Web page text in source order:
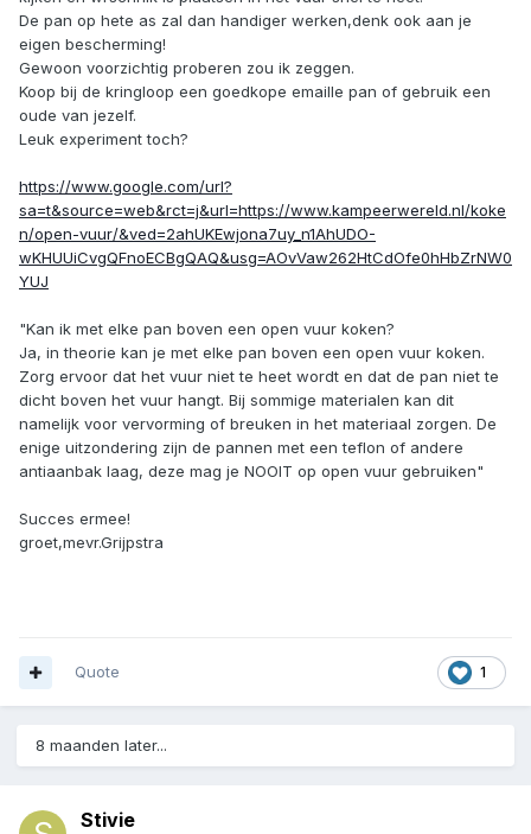
De pan op hete as zal dan handiger werken,denk ook aan je
eigen bescherming!
Gewoon voorzichtig proberen zou ik zeggen.
Koop bij de kringloop een goedkope emaille pan of gebruik een
oude van jezelf.
Leuk experiment toch?
https://www.google.com/url?
sa=t&source=web&rct=j&url=https://www.kampeerwereld.nl/koke
n/open-vuur/&ved=2ahUKEwjona7uy_n1AhUDO-
wKHUUiCvgQFnoECBgQAQ&usg=AOvVaw262HtCdOfe0hHbZrNW0
YUJ
"Kan ik met elke pan boven een open vuur koken?
Ja, in theorie kan je met elke pan boven een open vuur koken.
Zorg ervoor dat het vuur niet te heet wordt en dat de pan niet te
dicht boven het vuur hangt. Bij sommige materialen kan dit
namelijk voor vervorming of breuken in het materiaal zorgen. De
enige uitzondering zijn de pannen met een teflon of andere
antiaanbak laag, deze mag je NOOIT op open vuur gebruiken"
Succes ermee!
groet,mevr.Grijpstra
1
Quote
8 maanden later...
Stivie